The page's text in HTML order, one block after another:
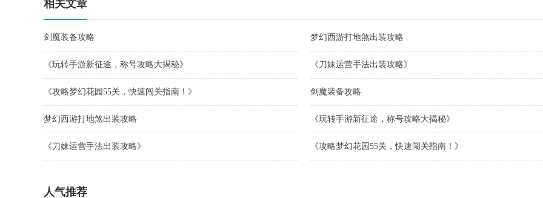
相关文章
剑魔装备攻略 梦幻西游打地煞出装攻略
《玩转手游新征途，称号攻略大揭秘》 《刀妹运营手法出装攻略》
《攻略梦幻花园55关，快速闯关指南！》 剑魔装备攻略
梦幻西游打地煞出装攻略 《玩转手游新征途，称号攻略大揭秘》
《刀妹运营手法出装攻略》 《攻略梦幻花园55关，快速闯关指南！》
人气推荐